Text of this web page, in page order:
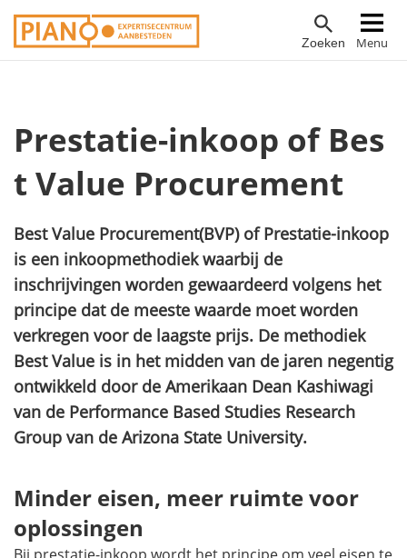
Overslaan
en
gaan
Zoeken Menu
Hoofdnavigatie
Prestatie-inkoop of Bes
t Value Procurement
Best Value Procurement(BVP) of Prestatie-inkoop
is een inkoopmethodiek waarbij de
inschrijvingen worden gewaardeerd volgens het
principe dat de meeste waarde moet worden
verkregen voor de laagste prijs. De methodiek
Best Value is in het midden van de jaren negentig
ontwikkeld door de Amerikaan Dean Kashiwagi
van de Performance Based Studies Research
Group van de Arizona State University.
Minder eisen, meer ruimte voor
oplossingen